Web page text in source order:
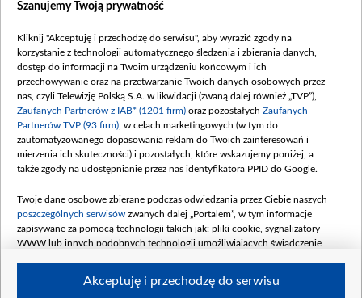
Dofinansowanie 635 783 051,21 PLN
(wpłata wrzesień 100 mln, październik 350
mln, listopad 265 mln)
Dofinansowanie 48 862 000,00 PLN
Data podpisania umowy: GRUDZIEŃ 2025
(wpłata grudzień 60,548 mln)
Dofinansowanie 900 000 000,00 PLN
Data podpisania umowy: LUTY 2026 (wpłata
kwiecień 180 mln, 7 maja 180 mln, 8
czerwca 90 mln)
Dofinansowanie 250 000 000,00 PLN
4 sierpnia 250 mln
Szanujemy Twoją prywatność
Kliknij "Akceptuję i przechodzę do serwisu", aby wyrazić zgody na
korzystanie z technologii automatycznego śledzenia i zbierania danych,
dostęp do informacji na Twoim urządzeniu końcowym i ich
przechowywanie oraz na przetwarzanie Twoich danych osobowych przez
nas, czyli Telewizję Polską S.A. w likwidacji (zwaną dalej również „TVP”),
Zaufanych Partnerów z IAB* (1201 firm) oraz pozostałych Zaufanych
Partnerów TVP (93 firm) , w celach marketingowych (w tym do
zautomatyzowanego dopasowania reklam do Twoich zainteresowań i
mierzenia ich skuteczności) i pozostałych, które wskazujemy poniżej, a
także zgody na udostępnianie przez nas identyfikatora PPID do Google.
Twoje dane osobowe zbierane podczas odwiedzania przez Ciebie naszych
poszczególnych serwisów zwanych dalej „Portalem”, w tym informacje
zapisywane za pomocą technologii takich jak: pliki cookie, sygnalizatory
WWW lub innych podobnych technologii umożliwiających świadczenie
Akceptuję i przechodzę do serwisu